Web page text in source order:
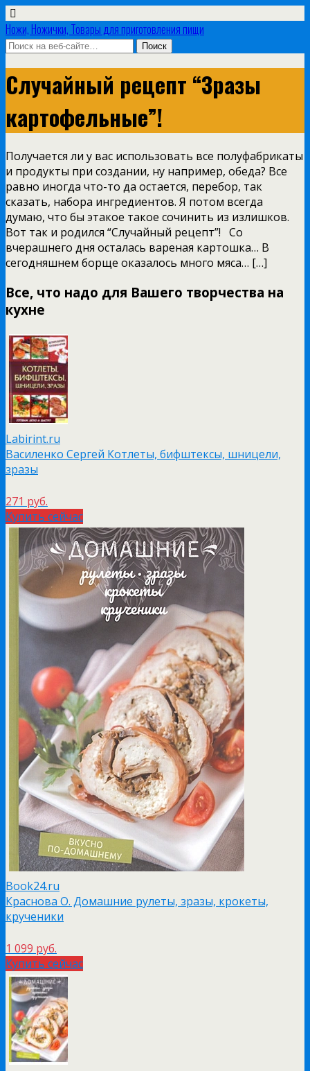
Ножи, Ножички, Товары для приготовления пищи
Случайный рецепт “Зразы
картофельные”!
Получается ли у вас использовать все полуфабрикаты
и продукты при создании, ну например, обеда? Все
равно иногда что-то да остается, перебор, так
сказать, набора ингредиентов. Я потом всегда
думаю, что бы этакое такое сочинить из излишков.
Вот так и родился “Случайный рецепт”! Со
вчерашнего дня осталась вареная картошка… В
сегодняшнем борще оказалось много мяса… […]
Все, что надо для Вашего творчества на
кухне
Labirint.ru
Василенко Сергей Котлеты, бифштексы, шницели,
зразы
271 руб.
Купить сейчас
Book24.ru
Краснова О. Домашние рулеты, зразы, крокеты,
крученики
1 099 руб.
Купить сейчас